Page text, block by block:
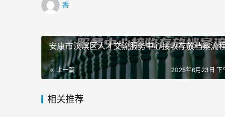
香
安康市汉滨区人才交流服务中心接收存放档案流
上一篇 2025年6月23日 下
相关推荐